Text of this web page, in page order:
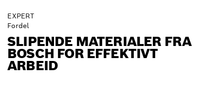
EXPERT
Fordel
SLIPENDE MATERIALER FRA
BOSCH FOR EFFEKTIVT
ARBEID